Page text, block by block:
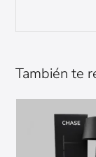
También te